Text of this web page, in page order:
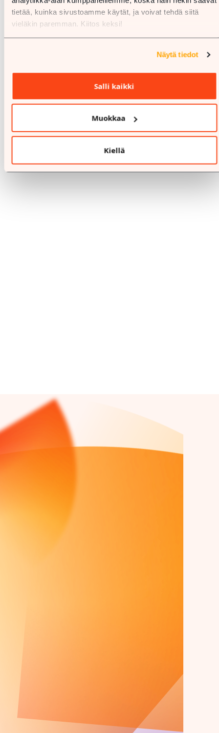
tietää, kuinka sivustoamme käytät, ja voivat tehdä siitä
vieläkin paremman. Kiitos keksi!
Näytä tiedot
Salli kaikki
Muokkaa
Kiellä